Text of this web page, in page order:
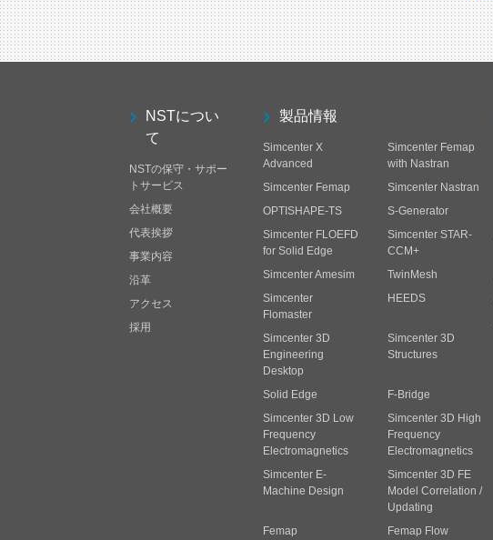
NSTについ
て
NSTの保守・サポー
トサービス
会社概要
代表挨拶
事業内容
沿革
アクセス
採用
製品情報
Simcenter X
Advanced
Simcenter Femap
with Nastran
Simcenter Femap
Simcenter Nastran
OPTISHAPE-TS
S-Generator
Simcenter FLOEFD
for Solid Edge
Simcenter STAR-
CCM+
Simcenter Amesim
TwinMesh
Simcenter
Flomaster
HEEDS
Simcenter 3D
Engineering
Desktop
Simcenter 3D
Structures
Solid Edge
F-Bridge
Simcenter 3D Low
Frequency
Electromagnetics
Simcenter 3D High
Frequency
Electromagnetics
Simcenter E-
Machine Design
Simcenter 3D FE
Model Correlation /
Updating
Femap
Femap Flow